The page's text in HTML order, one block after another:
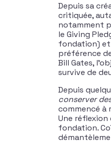
Depuis sa
critiquée,
notamment
le Giving
fondation) et
préférence
Bill Gates,
survive de
Depuis
conserver
commencé à
Une réflexion
fondation.